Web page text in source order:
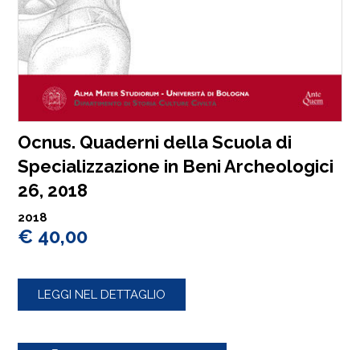
Ocnus. Quaderni della Scuola di
Specializzazione in Beni Archeologici
26, 2018
2018
€ 40,00
LEGGI NEL DETTAGLIO